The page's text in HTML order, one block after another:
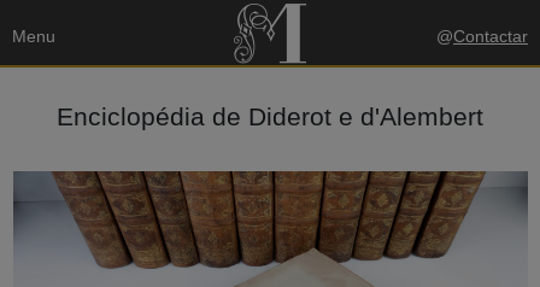
Menu @Contactar
Enciclopédia de Diderot e d'Alembert